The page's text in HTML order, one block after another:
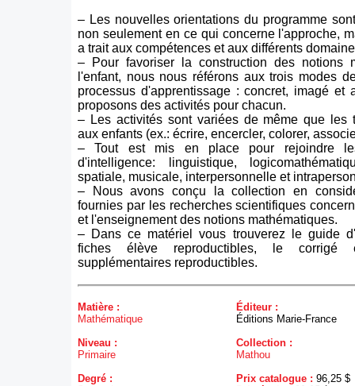
– Les nouvelles orientations du programme
non seulement en ce qui concerne l'approche,
a trait aux compétences et aux différents
– Pour favoriser la construction des notions
l'enfant, nous nous référons aux trois modes
processus d'apprentissage : concret, imagé et
proposons des activités pour chacun.
– Les activités sont variées de même que les
aux enfants (ex.: écrire, encercler, colorer,
– Tout est mis en place pour rejoindre
d'intelligence: linguistique,
spatiale, musicale, interpersonnelle et
– Nous avons conçu la collection en
fournies par les recherches scientifiques
et l'enseignement des notions mathématiques.
– Dans ce matériel vous trouverez le guide
fiches élève reproductibles, le corrigé
supplémentaires reproductibles.
Matière :
Mathématique
Niveau :
Primaire
Degré :
Éditeur :
Éditions Marie-France
Collection :
Mathou
Prix catalogue : 96,25 $